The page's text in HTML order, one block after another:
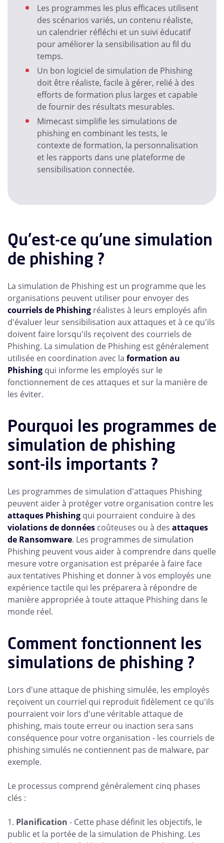
Les programmes les plus efficaces utilisent
des scénarios variés, un contenu réaliste,
un calendrier réfléchi et un suivi éducatif
pour améliorer la sensibilisation au fil du
temps.
Un bon logiciel de simulation de Phishing
doit être réaliste, facile à gérer, relié à des
efforts de formation plus larges et capable
de fournir des résultats mesurables.
Mimecast simplifie les simulations de
phishing en combinant les tests, le
contexte de formation, la personnalisation
et les rapports dans une plateforme de
sensibilisation connectée.
Qu'est-ce qu'une simulation
de phishing ?
La simulation de Phishing est un programme que les
organisations peuvent utiliser pour envoyer des
courriels de Phishing réalistes à leurs employés afin
d'évaluer leur sensibilisation aux attaques et à ce qu'ils
doivent faire lorsqu'ils reçoivent des courriels de
Phishing. La simulation de Phishing est généralement
utilisée en coordination avec la formation au
Phishing qui informe les employés sur le
fonctionnement de ces attaques et sur la manière de
les éviter.
Pourquoi les programmes de
simulation de phishing
sont-ils importants ?
Les programmes de simulation d'attaques Phishing
peuvent aider à protéger votre organisation contre les
attaques Phishing qui pourraient conduire à des
violations de données coûteuses ou à des attaques
de Ransomware. Les programmes de simulation
Phishing peuvent vous aider à comprendre dans quelle
mesure votre organisation est préparée à faire face
aux tentatives Phishing et donner à vos employés une
expérience tactile qui les préparera à répondre de
manière appropriée à toute attaque Phishing dans le
monde réel.
Comment fonctionnent les
simulations de phishing ?
Lors d'une attaque de phishing simulée, les employés
reçoivent un courriel qui reproduit fidèlement ce qu'ils
pourraient voir lors d'une véritable attaque de
phishing, mais toute erreur ou inaction sera sans
conséquence pour votre organisation - les courriels de
phishing simulés ne contiennent pas de malware, par
exemple.
Le processus comprend généralement cinq phases
clés :
1. Planification - Cette phase définit les objectifs, le
public et la portée de la simulation de Phishing. Les